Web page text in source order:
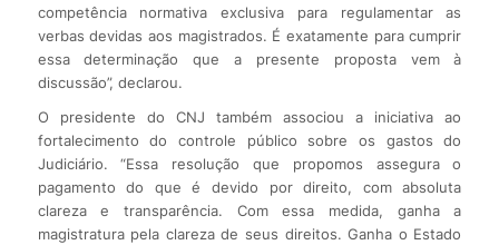
competência normativa exclusiva para regulamentar as
verbas devidas aos magistrados. É exatamente para cumprir
essa determinação que a presente proposta vem à
discussão”, declarou.
O presidente do CNJ também associou a iniciativa ao
fortalecimento do controle público sobre os gastos do
Judiciário. “Essa resolução que propomos assegura o
pagamento do que é devido por direito, com absoluta
clareza e transparência. Com essa medida, ganha a
magistratura pela clareza de seus direitos. Ganha o Estado